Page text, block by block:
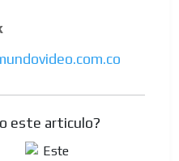
este articulo?
ADVERTISEMENT